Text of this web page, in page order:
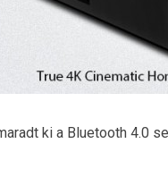
ki a Bluetooth 4.0